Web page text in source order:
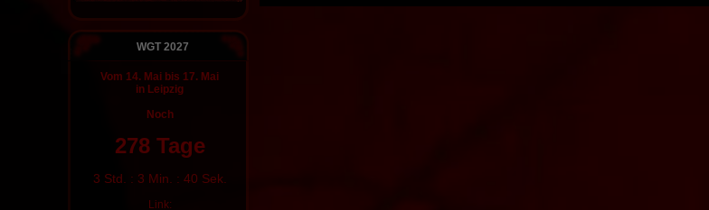
WGT 2027
Vom 14. Mai bis 17. Mai
in Leipzig
Noch
278 Tage
3 Std. : 3 Min. : 39 Sek.
Link: